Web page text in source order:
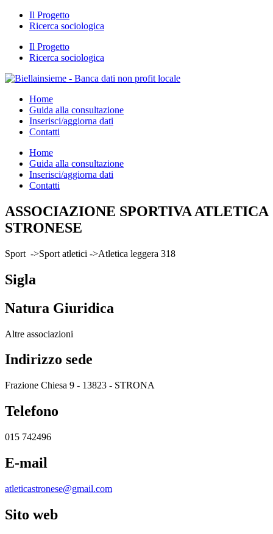
Il Progetto
Ricerca sociologica
Il Progetto
Ricerca sociologica
Home
Guida alla consultazione
Inserisci/aggiorna dati
Contatti
Home
Guida alla consultazione
Inserisci/aggiorna dati
Contatti
ASSOCIAZIONE SPORTIVA ATLETICA
STRONESE
Sport ->Sport atletici ->Atletica leggera 318
Sigla
Natura Giuridica
Altre associazioni
Indirizzo sede
Frazione Chiesa 9 - 13823 - STRONA
Telefono
015 742496
E-mail
atleticastronese@gmail.com
Sito web